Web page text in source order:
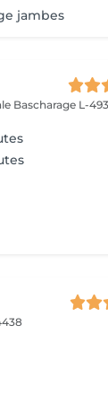
jambes
Bascharage L-